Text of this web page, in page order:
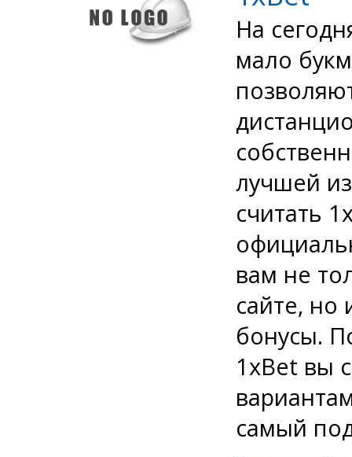
На
мало
лучшей
считать
вам не
сайте, но
бонусы.
1xBet вы
самый